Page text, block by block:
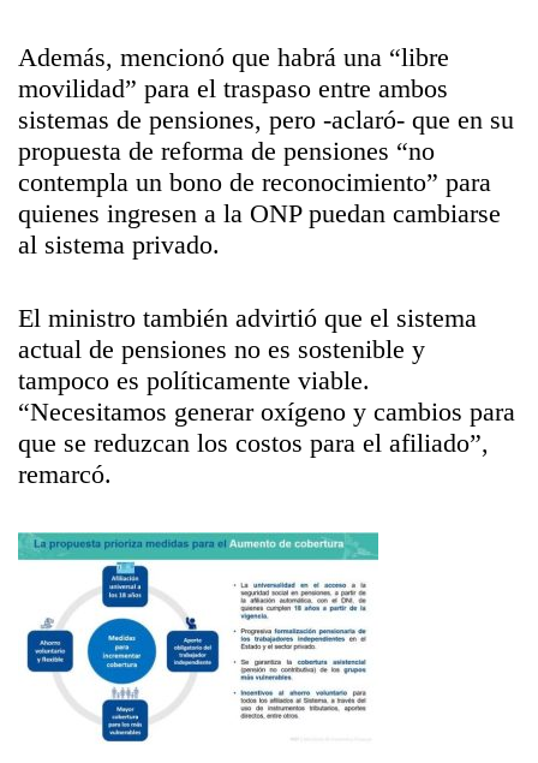
Además, mencionó que habrá una “libre
movilidad” para el traspaso entre ambos
sistemas de pensiones, pero -aclaró- que en su
propuesta de reforma de pensiones “no
contempla un bono de reconocimiento” para
quienes ingresen a la ONP puedan cambiarse
al sistema privado.
El ministro también advirtió que el sistema
actual de pensiones no es sostenible y
tampoco es políticamente viable.
“Necesitamos generar oxígeno y cambios para
que se reduzcan los costos para el afiliado”,
remarcó.